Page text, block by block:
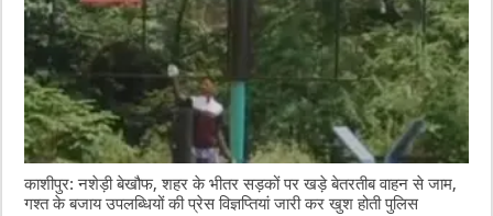
काशीपुर: नशेड़ी बेखौफ, शहर के भीतर सड़कों पर खड़े बेतरतीब वाहन से जाम,
गश्त के बजाय उपलब्धियों की प्रेस विज्ञप्तियां जारी कर खुश होती पुलिस